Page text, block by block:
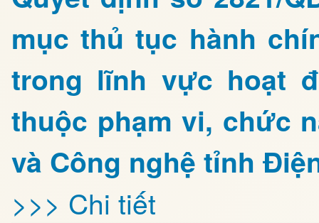
mục thủ tục hành
trong lĩnh vực hoạt
thuộc phạm vi, chức
và Công nghệ tỉnh
>>> Chi tiết